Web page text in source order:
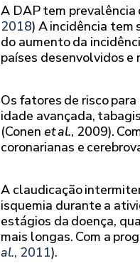
A DAP tem prevalência
2018) A incidência tem
do aumento da
países desenvolvidos e
Os fatores de risco
idade avançada,
(Conen et al., 2009).
coronarianas e
A claudicação
isquemia durante a
estágios da doença,
mais longas. Com a
al., 2011).